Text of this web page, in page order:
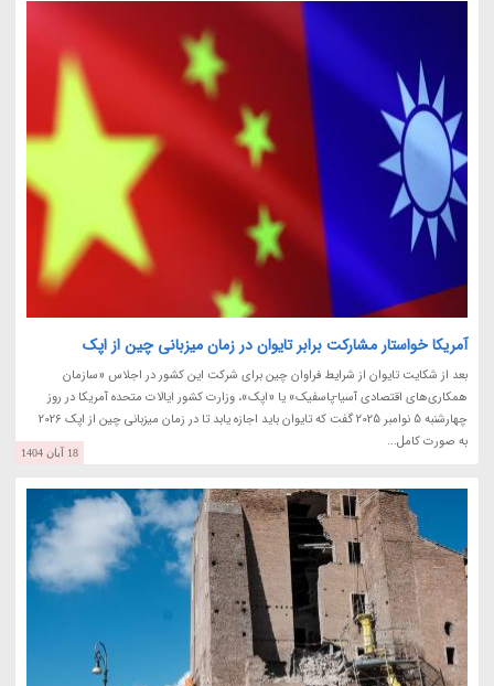
آمریکا خواستار مشارکت برابر تایوان در زمان میزبانی چین از اپک
بعد از شکایت تایوان از شرایط فراوان چین برای شرکت این کشور در اجلاس «سازمان
همکاری‌های اقتصادی آسیا-پاسفیک» یا «اپک»، وزارت کشور ایالات متحده آمریکا در روز
چهارشنبه 5 نوامبر 2025 گفت که تایوان باید اجازه یابد تا در زمان میزبانی چین از اپک 2026
به صورت کامل...
18 آبان 1404